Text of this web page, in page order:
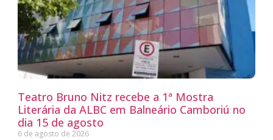
Teatro Bruno Nitz recebe a 1ª Mostra
Literária da ALBC em Balneário Camboriú no
dia 15 de agosto
6 de agosto de 2026